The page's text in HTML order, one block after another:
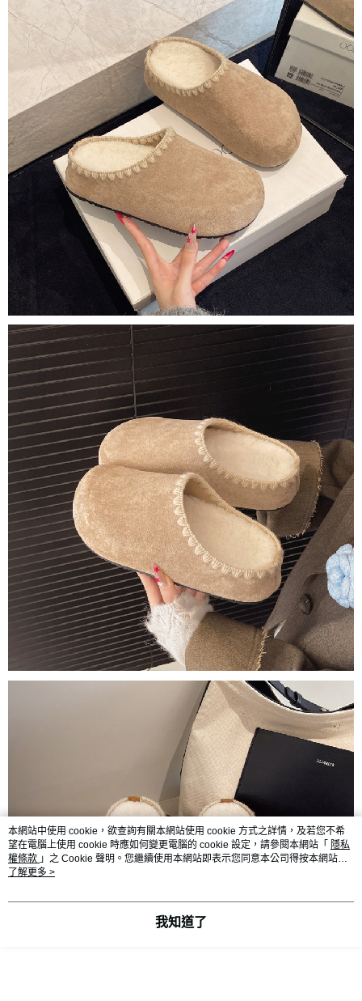
本網站中使用 cookie，欲查詢有關本網站使用 cookie 方式之詳情，及若您不希
望在電腦上使用 cookie 時應如何變更電腦的 cookie 設定，請參閱本網站「 隱私
權條款 」之 Cookie 聲明。您繼續使用本網站即表示您同意本公司得按本網站使
用條款之 Cookie 聲明使用 cookie。
了解更多 >
我知道了